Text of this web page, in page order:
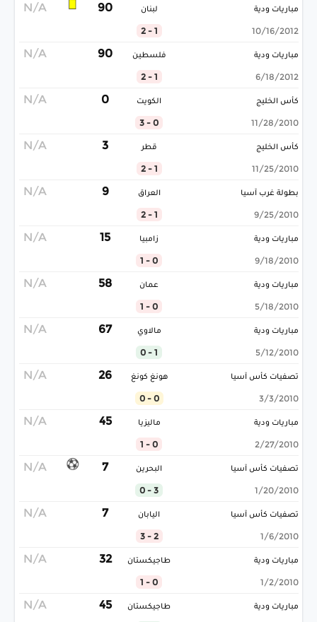
مباريات ودية
10/16/2012
لبنان
1 - 2
90
N/A
مباريات ودية
6/18/2012
فلسطين
1 - 2
90
N/A
كأس الخليج
11/28/2010
الكويت
0 - 3
0
N/A
كأس الخليج
11/25/2010
قطر
1 - 2
3
N/A
بطولة غرب آسيا
9/25/2010
العراق
1 - 2
9
N/A
مباريات ودية
9/18/2010
زامبيا
0 - 1
15
N/A
مباريات ودية
5/18/2010
عمان
0 - 1
58
N/A
مباريات ودية
5/12/2010
مالاوي
1 - 0
67
N/A
تصفيات كأس آسيا
3/3/2010
هونغ كونغ
0 - 0
26
N/A
مباريات ودية
2/27/2010
ماليزيا
0 - 1
45
N/A
تصفيات كأس آسيا
1/20/2010
البحرين
3 - 0
7
N/A
تصفيات كأس آسيا
1/6/2010
اليابان
2 - 3
7
N/A
مباريات ودية
1/2/2010
طاجيكستان
0 - 1
32
N/A
مباريات ودية طاجيكستان 45
N/A